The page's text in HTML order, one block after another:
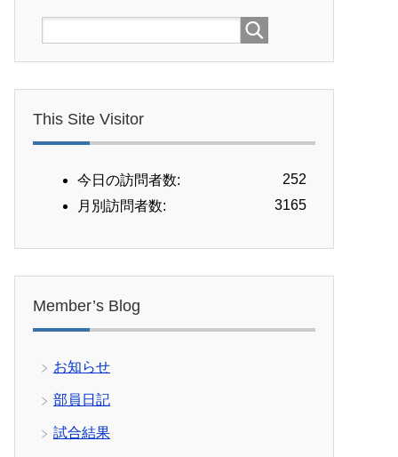
This Site Visitor
252
今日の訪問者数:
3165
月別訪問者数:
Member’s Blog
お知らせ
部員日記
試合結果